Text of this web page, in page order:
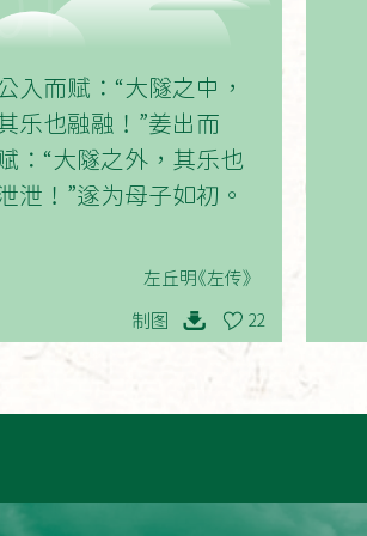
入而赋：“大隧之中，
乐也融融！”姜出而
：“大隧之外，其乐也
泄！”遂为母子如初。
左丘明《左传》
制图 22